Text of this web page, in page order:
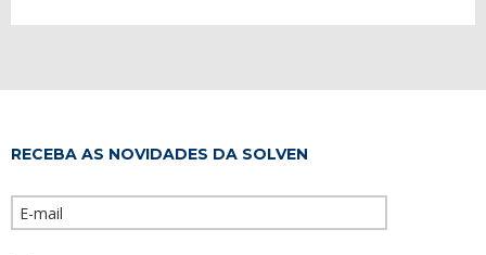
RECEBA AS NOVIDADES DA SOLVEN